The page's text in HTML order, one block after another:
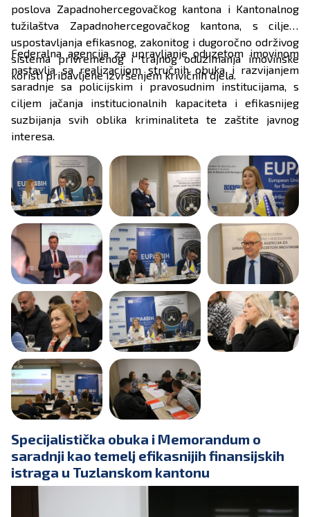
poslova Zapadnohercegovačkog kantona i Kantonalnog
tužilaštva Zapadnohercegovačkog kantona, s ciljem
uspostavljanja efikasnog, zakonitog i dugoročno održivog
sistema privremenog i trajnog oduzimanja imovinske
koristi pribavljene izvršenjem krivičnih djela.
Federalna agencija za upravljanje oduzetom imovinom
nastavlja sa realizacijom stručnih obuka i razvijanjem
saradnje sa policijskim i pravosudnim institucijama, s
ciljem jačanja institucionalnih kapaciteta i efikasnijeg
suzbijanja svih oblika kriminaliteta te zaštite javnog
interesa.
Specijalistička obuka i Memorandum o
saradnji kao temelj efikasnijih finansijskih
istraga u Tuzlanskom kantonu